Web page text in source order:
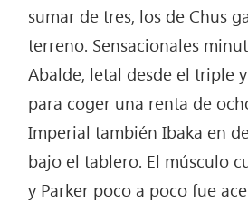
sumar de tres, los de Chus
terreno. Sensacionales
Abalde, letal desde el triple
para coger una renta de
Imperial también Ibaka en
bajo el tablero. El músculo
y Parker poco a poco fue